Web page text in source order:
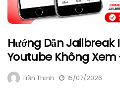
Hướng Dẫn Jailbreak
Youtube Không Xem
Trần Thịnh 15/07/2026